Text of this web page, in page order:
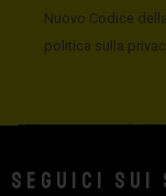
Nuovo Codice
politica sulla
Seguici sui